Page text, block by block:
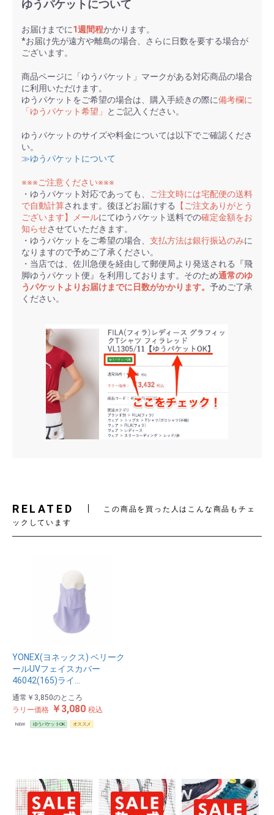
ゆうパケットについて
お届けまでに1週間程かかります。
*お届け先が遠方や離島の場合、さらに日数を要する場合が
ございます。
商品ページに「ゆうパケット」マークがある対応商品の場合
に利用いただけます。
ゆうパケットをご希望の場合は、購入手続きの際に備考欄に
「ゆうパケット希望」
とご記入ください。
ゆうパケットのサイズや料金については以下でご確認くださ
い。
≫ゆうパケットについて
※※※ご注意ください※※※
・ゆうパケット対応であっても、 ご注文時には宅配便の送料
で自動計算されます。後ほどお届けする
【ご注文ありがとう
ございます】メールにてゆうパケット送料での確定金額をお
知らせさせていただきます。
・ゆうパケットをご希望の場合、 支払方法は銀行振込のみに
なりますので予めご了承ください。
・当店では、佐川急便を経由して郵便局より発送される『飛
脚ゆうパケット便』を利用しております。そのため通常のゆ
うパケットよりお届けまでに日数がかかります。 予めご了承
ください。
RELATED
この商品を買った人はこんな商品もチェ
ックしています
YONEX(ヨネックス) ベリーク
ールUVフェイスカバー
46042(165)ライ…
通常 ￥3,850のところ
ラリー価格 ￥3,080 税込
NEW ゆうパケットOK オススメ